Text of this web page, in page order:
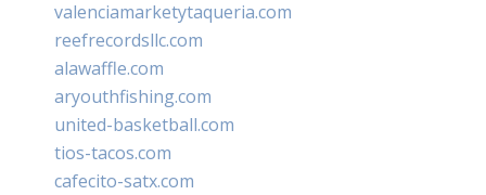
valenciamarketytaqueria.com
reefrecordsllc.com
alawaffle.com
aryouthfishing.com
united-basketball.com
tios-tacos.com
cafecito-satx.com